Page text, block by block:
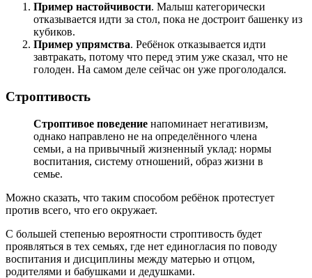
Пример настойчивости. Малыш категорически
отказывается идти за стол, пока не достроит башенку из
кубиков.
Пример упрямства. Ребёнок отказывается идти
завтракать, потому что перед этим уже сказал, что не
голоден. На самом деле сейчас он уже проголодался.
Строптивость
Строптивое поведение напоминает негативизм,
однако направлено не на определённого члена
семьи, а на привычный жизненный уклад: нормы
воспитания, систему отношений, образ жизни в
семье.
Можно сказать, что таким способом ребёнок протестует
против всего, что его окружает.
С большей степенью вероятности строптивость будет
проявляться в тех семьях, где нет единогласия по поводу
воспитания и дисциплины между матерью и отцом,
родителями и бабушками и дедушками.